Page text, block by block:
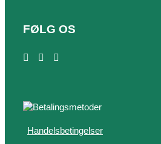
FØLG OS
Handelsbetingelser